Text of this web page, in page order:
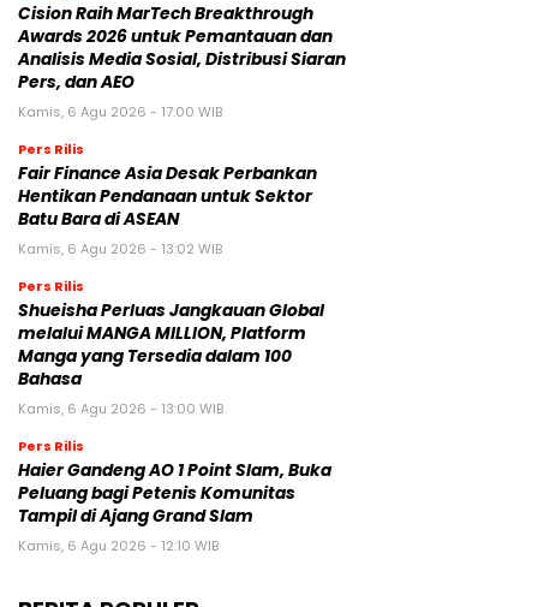
Cision Raih MarTech Breakthrough
Awards 2026 untuk Pemantauan dan
Analisis Media Sosial, Distribusi Siaran
Pers, dan AEO
Kamis, 6 Agu 2026 - 17:00 WIB
Pers Rilis
Fair Finance Asia Desak Perbankan
Hentikan Pendanaan untuk Sektor
Batu Bara di ASEAN
Kamis, 6 Agu 2026 - 13:02 WIB
Pers Rilis
Shueisha Perluas Jangkauan Global
melalui MANGA MILLION, Platform
Manga yang Tersedia dalam 100
Bahasa
Kamis, 6 Agu 2026 - 13:00 WIB
Pers Rilis
Haier Gandeng AO 1 Point Slam, Buka
Peluang bagi Petenis Komunitas
Tampil di Ajang Grand Slam
Kamis, 6 Agu 2026 - 12:10 WIB